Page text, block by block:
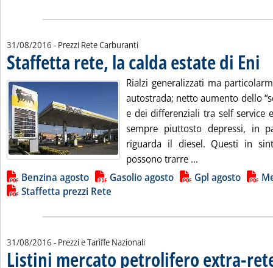
31/08/2016 - Prezzi Rete Carburanti
Staffetta rete, la calda estate di Eni
Rialzi generalizzati ma
autostrada; netto aumento dello
e dei differenziali tra self service
sempre piuttosto depressi, in
riguarda il diesel. Questi in
possono trarre ...
Lista allegati PDF alla notizia
Benzina agosto Gasolio agosto Gpl agosto
Staffetta prezzi Rete
31/08/2016 - Prezzi e Tariffe Nazionali
Listini mercato petrolifero extra-